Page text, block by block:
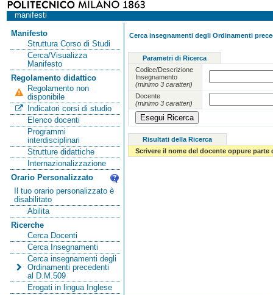
manifesti
Manifesto
Struttura Corso di Studi
Cerca/Visualizza
Manifesto
Regolamento didattico
Regolamento non
disponibile
Indicatori corsi di studio
Elenco docenti
Programmi
interdisciplinari
Strutture didattiche
Internazionalizzazione
Orario Personalizzato
Il tuo orario personalizzato è
disabilitato
Abilita
Ricerche
Cerca Docenti
Cerca Insegnamenti
Cerca insegnamenti degli
Ordinamenti precedenti
al D.M.509
Erogati in lingua Inglese
Cerca insegnamenti degli Ordinamenti
Parametri di Ricerca
Codice/Descrizione
Insegnamento
(minimo 3 caratteri)
Docente
(minimo 3 caratteri)
Risultati della Ricerca
Scrivere il nome del docente oppure